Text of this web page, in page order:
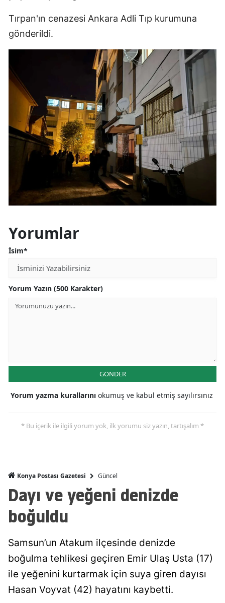
Eskişehir
Giresun
Gümüşhane
Hakkari
Hatay
Isparta
Mersin
İstanbul
İzmir
Malatya
Muş
Niğde
Ordu
Rize
Tırpan'ın cenazesi Ankara Adli Tıp kurumuna
gönderildi.
Yorumlar
İsim*
Yorum Yazın (500 Karakter)
GÖNDER
Yorum yazma kurallarını okumuş ve kabul etmiş sayılırsınız
* Bu içerik ile ilgili yorum yok, ilk yorumu siz yazın, tartışalım *
Konya Postası Gazetesi Güncel
Dayı ve yeğeni denizde
boğuldu
Samsun’un Atakum ilçesinde denizde
boğulma tehlikesi geçiren Emir Ulaş Usta (17)
ile yeğenini kurtarmak için suya giren dayısı
Hasan Voyvat (42) hayatını kaybetti.